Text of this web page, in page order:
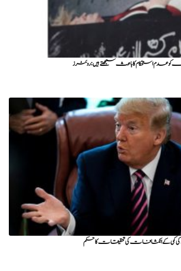
کو عدم استحکام کا باعث سمجھتے ہیں: روئٹرز
کے انکشافات کی تحقیقات کا حکم